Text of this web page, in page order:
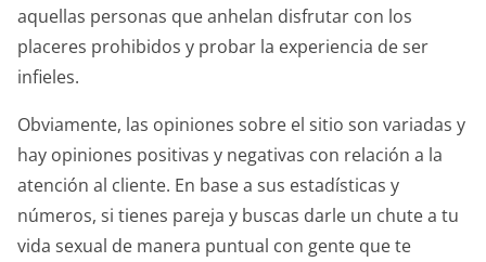
aquellas personas que anhelan disfrutar con los
placeres prohibidos y probar la experiencia de ser
infieles.
Obviamente, las opiniones sobre el sitio son variadas y
hay opiniones positivas y negativas con relación a la
atención al cliente. En base a sus estadísticas y
números, si tienes pareja y buscas darle un chute a tu
vida sexual de manera puntual con gente que te